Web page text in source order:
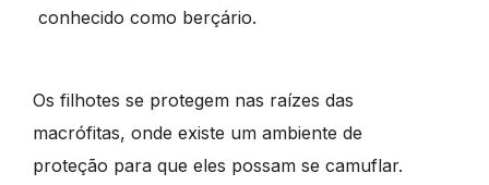
conhecido como berçário.
Os filhotes se protegem nas raízes das
macrófitas, onde existe um ambiente de
proteção para que eles possam se camuflar.